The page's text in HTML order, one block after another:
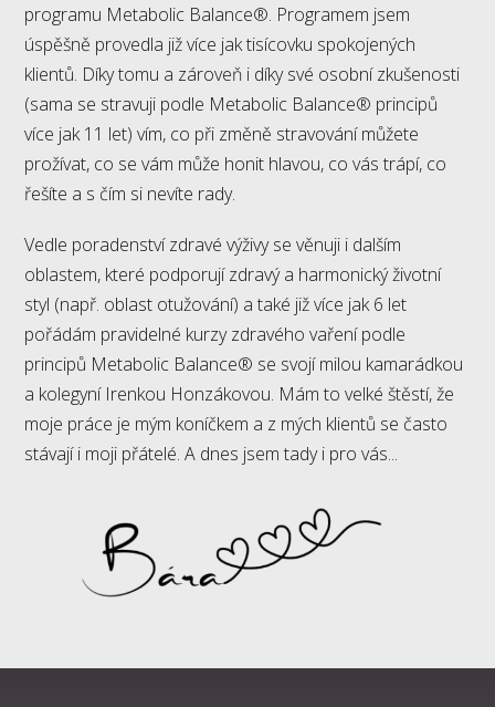
programu Metabolic Balance®. Programem jsem
úspěšně provedla již více jak tisícovku spokojených
klientů. Díky tomu a zároveň i díky své osobní zkušenosti
(sama se stravuji podle Metabolic Balance® principů
více jak 11 let) vím, co při změně stravování můžete
prožívat, co se vám může honit hlavou, co vás trápí, co
řešíte a s čím si nevíte rady.
Vedle poradenství zdravé výživy se věnuji i dalším
oblastem, které podporují zdravý a harmonický životní
styl (např. oblast otužování) a také již více jak 6 let
pořádám pravidelné kurzy zdravého vaření podle
principů Metabolic Balance® se svojí milou kamarádkou
a kolegyní Irenkou Honzákovou. Mám to velké štěstí, že
moje práce je mým koníčkem a z mých klientů se často
stávají i moji přátelé. A dnes jsem tady i pro vás...